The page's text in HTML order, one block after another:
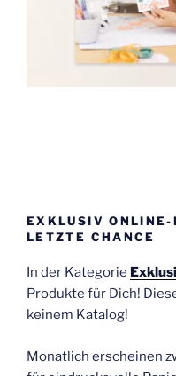
EXKLUSIV ONLINE-
LETZTE CHANCE
In der Kategorie
Produkte für Dich!
keinem Katalog!
Monatlich erscheinen